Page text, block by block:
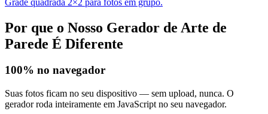
Por que o Nosso Gerador de Arte de
Parede É Diferente
100% no navegador
Suas fotos ficam no seu dispositivo — sem upload, nunca. O
gerador roda inteiramente em JavaScript no seu navegador.